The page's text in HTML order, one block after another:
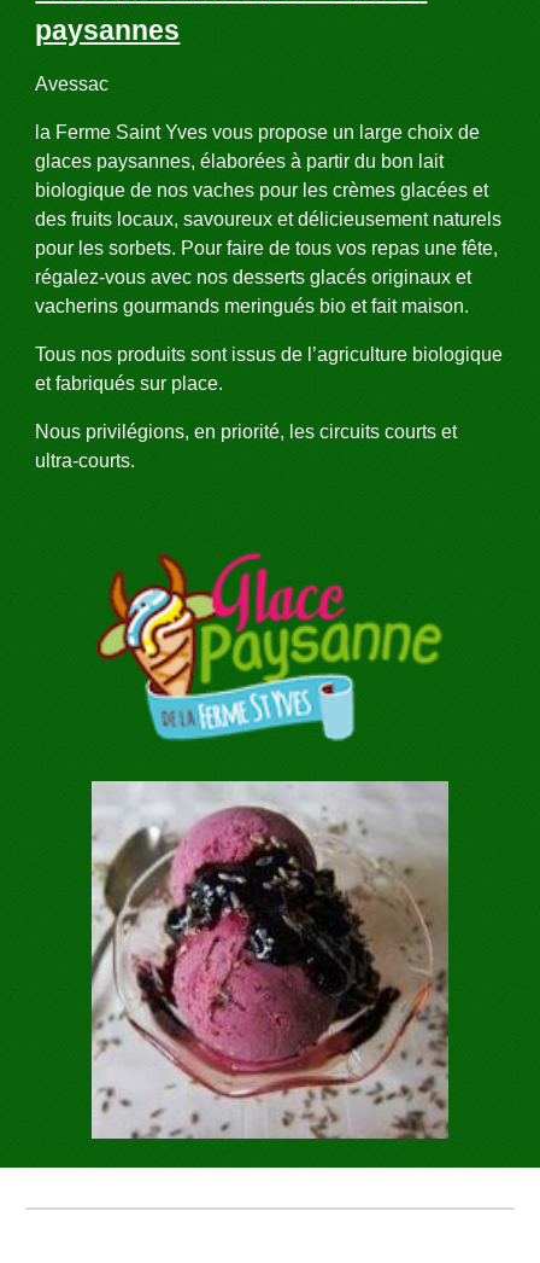
paysannes
Avessac
la Ferme Saint Yves vous propose un large choix de
glaces paysannes, élaborées à partir du bon lait
biologique de nos vaches pour les crèmes glacées et
des fruits locaux, savoureux et délicieusement naturels
pour les sorbets. Pour faire de tous vos repas une fête,
régalez-vous avec nos desserts glacés originaux et
vacherins gourmands meringués bio et fait maison.
Tous nos produits sont issus de l’agriculture biologique
et fabriqués sur place.
Nous privilégions, en priorité, les circuits courts et
ultra-courts.